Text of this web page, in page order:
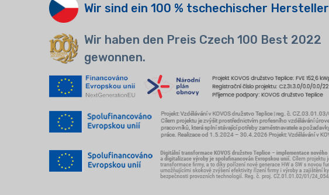
Wir sind ein 100 % tschechischer Hersteller
Wir haben den Preis Czech 100 Best 2022
gewonnen.